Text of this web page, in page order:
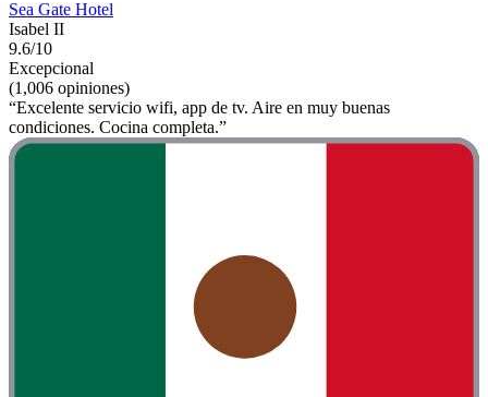
Sea Gate Hotel
Isabel II
9.6/10
Excepcional
(1,006 opiniones)
“Excelente servicio wifi, app de tv. Aire en muy buenas
condiciones. Cocina completa.”